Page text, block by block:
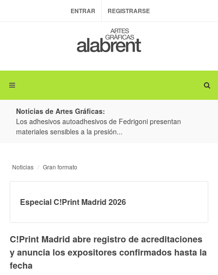
ENTRAR REGISTRARSE
Noticias de Artes Gráficas:
Los adhesivos autoadhesivos de Fedrigoni presentan
materiales sensibles a la presión...
Noticias Gran formato
Especial C!Print Madrid 2026
C!Print Madrid abre registro de acreditaciones
y anuncia los expositores confirmados hasta la
fecha